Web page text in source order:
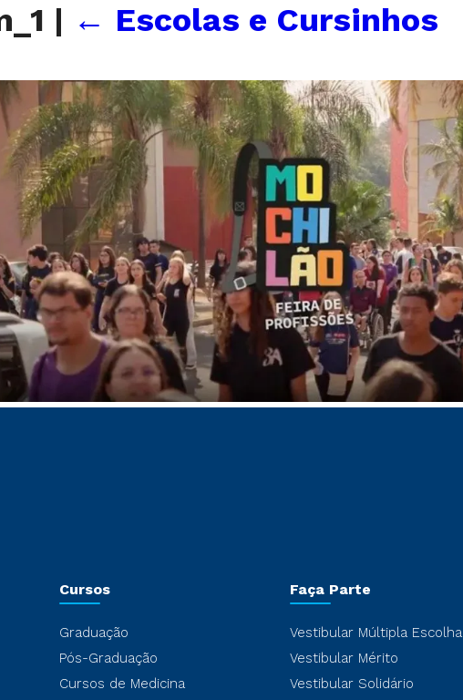
| ← Escolas e Cursinhos
Cursos
Graduação
Pós-Graduação
Cursos de Medicina
Faça Parte
Vestibular Múltipla Escolha
Vestibular Mérito
Vestibular Solidário